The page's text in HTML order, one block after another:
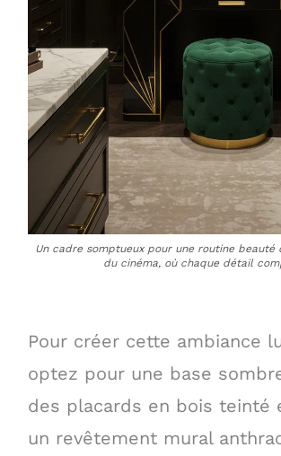
Un cadre somptueux pour une routine beauté
du cinéma, où chaque détail
Pour créer cette ambiance
optez pour une base
des placards en bois teinté
un revêtement mural